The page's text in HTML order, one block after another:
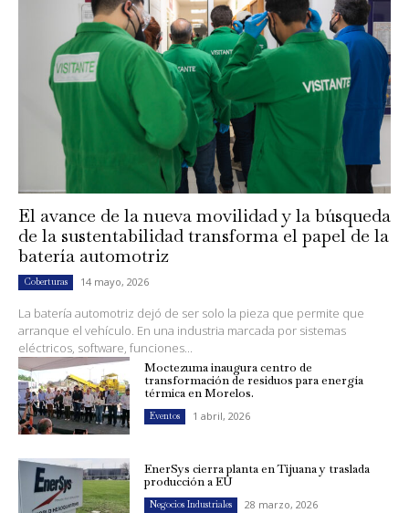
El avance de la nueva movilidad y la búsqueda
de la sustentabilidad transforma el papel de la
batería automotriz
Coberturas 14 mayo, 2026
La batería automotriz dejó de ser solo la pieza que permite que
arranque el vehículo. En una industria marcada por sistemas
eléctricos, software, funciones...
Moctezuma inaugura centro de
transformación de residuos para energía
térmica en Morelos.
Eventos 1 abril, 2026
EnerSys cierra planta en Tijuana y traslada
producción a EU
Negocios Industriales 28 marzo, 2026